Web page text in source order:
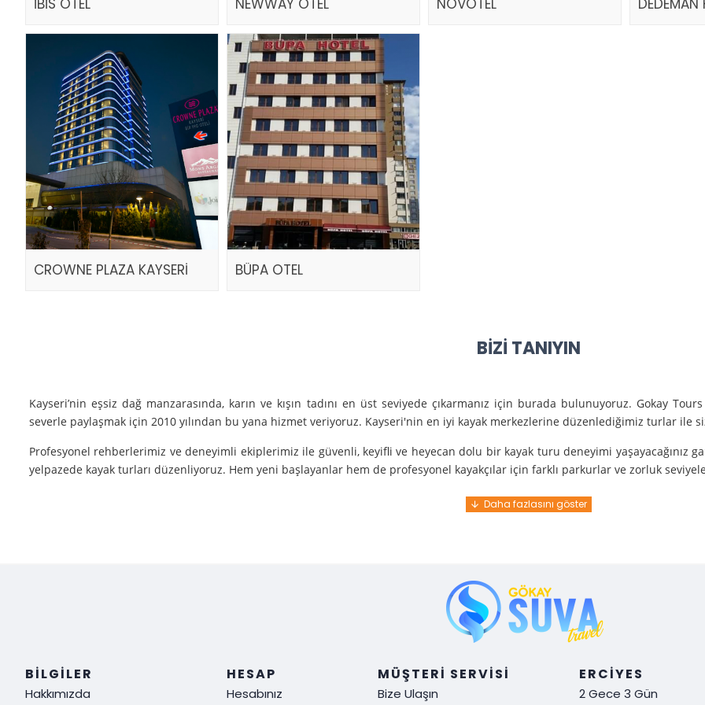
CROWNE PLAZA KAYSERİ BÜPA OTEL
BIZI TANIYIN
Kayseri’nin eşsiz dağ manzarasında, karın ve kışın tadını en üst seviyede çıkarmanız için burada bulunuyoruz. Gokay
severle paylaşmak için 2010 yılından bu yana hizmet veriyoruz. Kayseri'nin en iyi kayak merkezlerine düzenlediğimiz turlar ile
Profesyonel rehberlerimiz ve deneyimli ekiplerimiz ile güvenli, keyifli ve heyecan dolu bir kayak turu deneyimi yaşayacağınız
yelpazede kayak turları düzenliyoruz. Hem yeni başlayanlar hem de profesyonel kayakçılar için farklı parkurlar ve zorluk
Güvenlik: Kayak yaparken güvenliğiniz bizim için her şeyden önce gelir. En kaliteli ekipmanlarla ve uzman rehberlerle sizi güvenle
Müşteri Memnuniyeti: Sizin tatmin olmanız bizim için her şey demek. Tüm detayları önceden planlayarak, size özel, rahat ve
ediyoruz!
BILGILER
Hakkımızda
HESAP
Hesabınız
MÜŞTERI SERVISI
Bize Ulaşın
ERCIYES
2 Gece 3 Gün